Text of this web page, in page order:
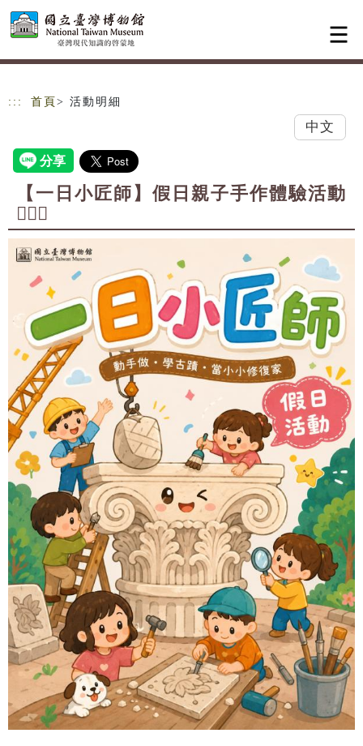
跳到主要內容
網站導覽
::: 首頁 > 活動明細
中文
【一日小匠師】假日親子手作體驗活動
👷🏻‍♀️